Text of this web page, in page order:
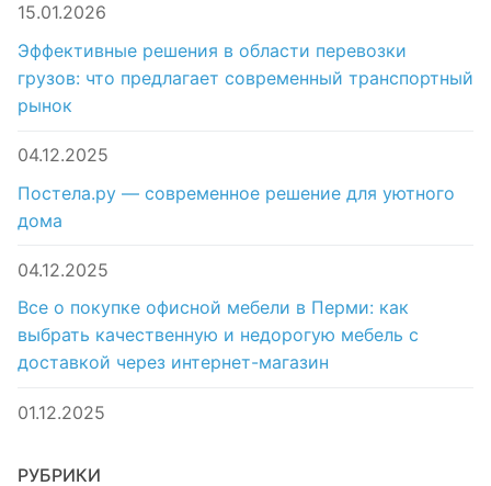
15.01.2026
Эффективные решения в области перевозки
грузов: что предлагает современный транспортный
рынок
04.12.2025
Постела.ру — современное решение для уютного
дома
04.12.2025
Все о покупке офисной мебели в Перми: как
выбрать качественную и недорогую мебель с
доставкой через интернет-магазин
01.12.2025
РУБРИКИ